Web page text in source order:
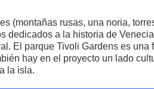
(montañas rusas, una noria,
dedicados a la historia de
El parque Tivoli Gardens es una
hay en el proyecto un lado
la isla.